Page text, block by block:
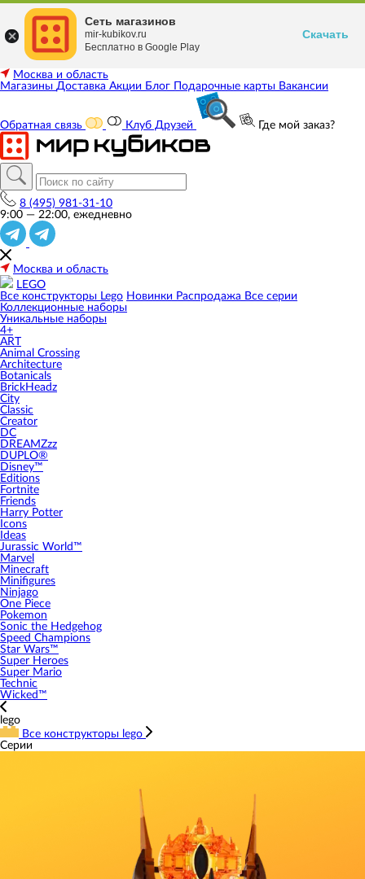
Москва и область
Магазины Доставка Акции Блог Подарочные карты Вакансии
Обратная связь Клуб Друзей Где мой заказ?
8 (495) 981-31-10
9:00 — 22:00, ежедневно
Москва и область
LEGO
Все конструкторы Lego Новинки Распродажа Все серии
Коллекционные наборы
Уникальные наборы
4+
ART
Animal Crossing
Architecture
Botanicals
BrickHeadz
City
Classic
Creator
DC
DREAMZzz
DUPLO®
Disney™
Editions
Fortnite
Friends
Harry Potter
Icons
Ideas
Jurassic World™
Marvel
Minecraft
Minifigures
Ninjago
One Piece
Pokemon
Sonic the Hedgehog
Speed Champions
Star Wars™
Super Heroes
Super Mario
Technic
Wicked™
lego
Все конструкторы lego
Серии
Сеть магазинов
mir-kubikov.ru
Бесплатно в Google Play
Скачать